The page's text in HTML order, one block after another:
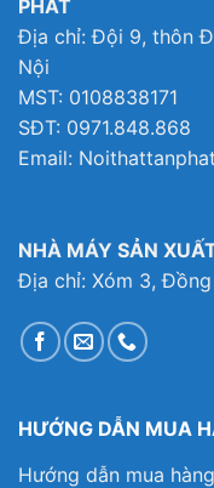
PHÁT
Địa chỉ: Đội 9, thôn
Nội
MST: 0108838171
SĐT: 0971.848.868
Email:
NHÀ MÁY SẢN
Địa chỉ: Xóm 3,
HƯỚNG DẪN MUA
Hướng dẫn mua hàng